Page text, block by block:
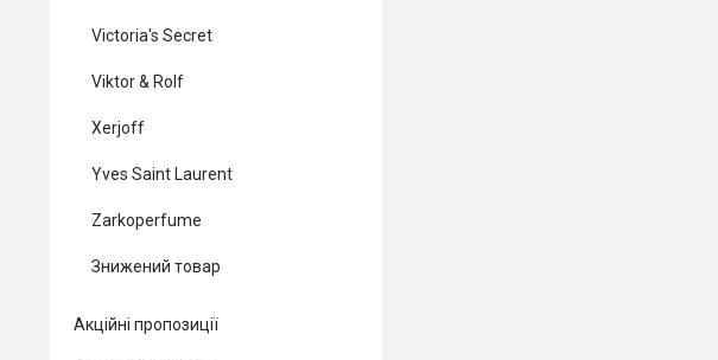
Victoria's Secret
Viktor & Rolf
Xerjoff
Yves Saint Laurent
Zarkoperfume
Знижений товар
Акційні пропозиції